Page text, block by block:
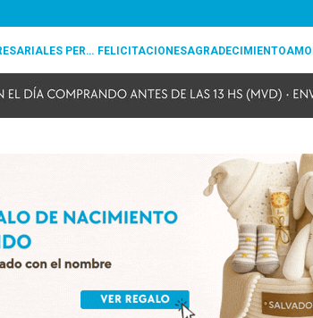
REGALOS EMPRESARIALES PERSONALIZADOS FELICITACIONESAGRADECIMIENTO